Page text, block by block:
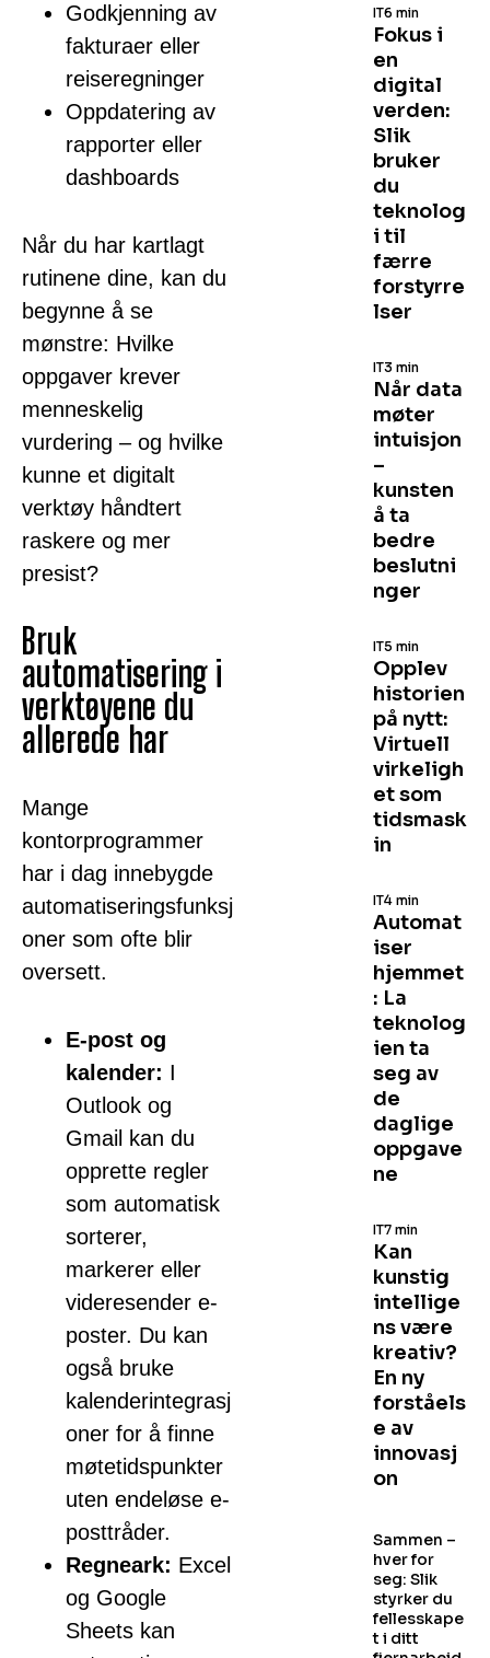
Godkjenning av
fakturaer eller
reiseregninger
Oppdatering av
rapporter eller
dashboards
Når du har kartlagt
rutinene dine, kan du
begynne å se
mønstre: Hvilke
oppgaver krever
menneskelig
vurdering – og hvilke
kunne et digitalt
verktøy håndtert
raskere og mer
presist?
Bruk
automatisering i
verktøyene du
allerede har
Mange
kontorprogrammer
har i dag innebygde
automatiseringsfunksj
oner som ofte blir
oversett.
E-post og
kalender: I
Outlook og
Gmail kan du
opprette regler
som automatisk
sorterer,
markerer eller
videresender e-
poster. Du kan
også bruke
kalenderintegrasj
oner for å finne
møtetidspunkter
uten endeløse e-
posttråder.
Regneark: Excel
og Google
Sheets kan
Fokus i
en
digital
verden:
Slik
bruker
du
teknolog
i til
færre
forstyrre
lser
IT6 min
Når data
møter
intuisjon
–
kunsten
å ta
bedre
beslutni
nger
IT3 min
Opplev
historien
på nytt:
Virtuell
virkeligh
et som
tidsmask
in
IT5 min
Automat
iser
hjemmet
: La
teknolog
ien ta
seg av
de
daglige
oppgave
ne
IT4 min
Kan
kunstig
intellige
ns være
kreativ?
En ny
forståels
e av
innovasj
on
IT7 min
Sammen –
hver for
seg: Slik
styrker du
fellesskape
t i ditt